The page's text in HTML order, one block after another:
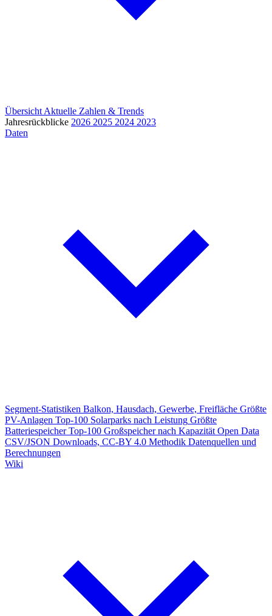
Übersicht Aktuelle Zahlen & Trends
Jahresrückblicke 2026 2025 2024 2023
Daten
Segment-Statistiken Balkon, Hausdach, Gewerbe, Freifläche Größte
PV-Anlagen Top-100 Solarparks nach Leistung Größte
Batteriespeicher Top-100 Großspeicher nach Kapazität Open Data
CSV/JSON Downloads, CC-BY 4.0 Methodik Datenquellen und
Berechnungen
Wiki